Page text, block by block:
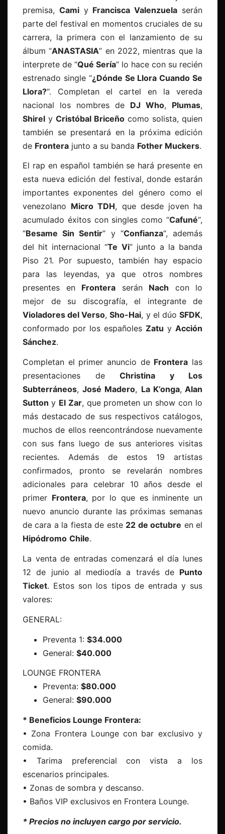
premisa, Camiy Francisca Valenzuela serán
parte del festival en momentos cruciales de su
carrera, la primera con el lanzamiento de su
álbum “ANASTASIA” en 2022, mientras que la
interprete de “Qué Sería” lo hace con su recién
estrenado single “¿Dónde Se Llora Cuando Se
Llora?“. Completan el cartel en la vereda
nacional los nombres de DJ Who, Plumas,
Shirel y Cristóbal Briceño como solista, quien
también se presentará en la próxima edición
de Frontera junto a su banda Fother Muckers.
El rap en español también se hará presente en
esta nueva edición del festival, donde estarán
importantes exponentes del género como el
venezolano Micro TDH, que desde joven ha
acumulado éxitos con singles como “Cafuné“,
“Besame Sin Sentir” y “Confianza“, además
del hit internacional “Te Vi” junto a la banda
Piso 21. Por supuesto, también hay espacio
para las leyendas, ya que otros nombres
presentes en Frontera serán Nach con lo
mejor de su discografía, el integrante de
Violadores del Verso,Sho-Hai, y el dúoSFDK,
conformado por los españoles Zatu y Acción
Sánchez.
Completan el primer anuncio de Frontera las
presentaciones de Christina y Los
Subterráneos,José Madero, La K’onga, Alan
Sutton y El Zar, que prometen un show con lo
más destacado de sus respectivos catálogos,
muchos de ellos reencontrándose nuevamente
con sus fans luego de sus anteriores visitas
recientes. Además de estos 19 artistas
confirmados, pronto se revelarán nombres
adicionales para celebrar 10 años desde el
primer Frontera, por lo que es inminente un
nuevo anuncio durante las próximas semanas
de cara a la fiesta de este 22 de octubre en el
Hipódromo Chile.
La venta de entradas comenzará el día lunes
12 de junio al mediodía a través de Punto
Ticket. Estos son los tipos de entrada y sus
valores:
GENERAL:
Preventa 1: $34.000
General: $40.000
LOUNGE FRONTERA
Preventa: $80.000
General: $90.000
* Beneficios Lounge Frontera:
• Zona Frontera Lounge con bar exclusivo y
comida.
• Tarima preferencial con vista a los
escenarios principales.
• Zonas de sombra y descanso.
• Baños VIP exclusivos en Frontera Lounge.
* Precios no incluyen cargo por servicio.